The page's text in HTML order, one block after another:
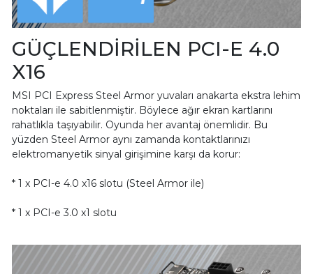
GÜÇLENDİRİLEN PCI-E 4.0
X16
MSI PCI Express Steel Armor yuvaları anakarta ekstra lehim
noktaları ile sabitlenmiştir. Böylece ağır ekran kartlarını
rahatlıkla taşıyabilir. Oyunda her avantaj önemlidir. Bu
yüzden Steel Armor aynı zamanda kontaktlarınızı
elektromanyetik sinyal girişimine karşı da korur:
* 1 x PCI-e 4.0 x16 slotu (Steel Armor ile)
* 1 x PCI-e 3.0 x1 slotu